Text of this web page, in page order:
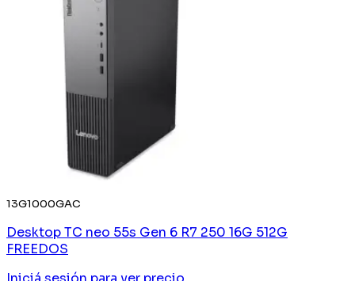
13G1000GAC
Desktop TC neo 55s Gen 6 R7 250 16G 512G
FREEDOS